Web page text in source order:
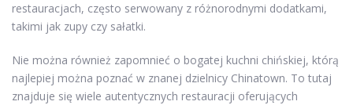
restauracjach, często serwowany z różnorodnymi dodatkami,
takimi jak zupy czy sałatki.
Nie można również zapomnieć o bogatej kuchni chińskiej, którą
najlepiej można poznać w znanej dzielnicy Chinatown. To tutaj
znajduje się wiele autentycznych restauracji oferujących